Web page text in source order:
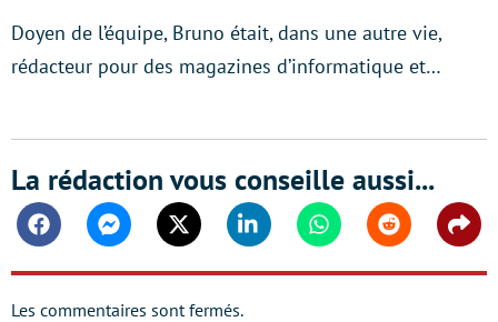
Doyen de l’équipe, Bruno était, dans une autre vie,
rédacteur pour des magazines d’informatique et…
La rédaction vous conseille aussi...
FacebookMessengerTwitter Linkedin WhatsappReddit
Les commentaires sont fermés.